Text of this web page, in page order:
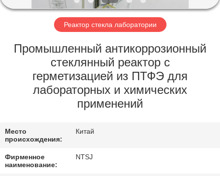
ПУТЕШЕСТВИЕ
ФАБРИКИ
ПРОВЕРКА
КАЧЕСТВА
СВЯЖИТЕСЬ
НОВОСТИ
Реактор стекла лаборатории
Промышленный антикоррозионный
стеклянный реактор с
герметизацией из ПТФЭ для
лабораторных и химических
применений
Место
происхождения:
Китай
Фирменное
наименование:
NTSJ